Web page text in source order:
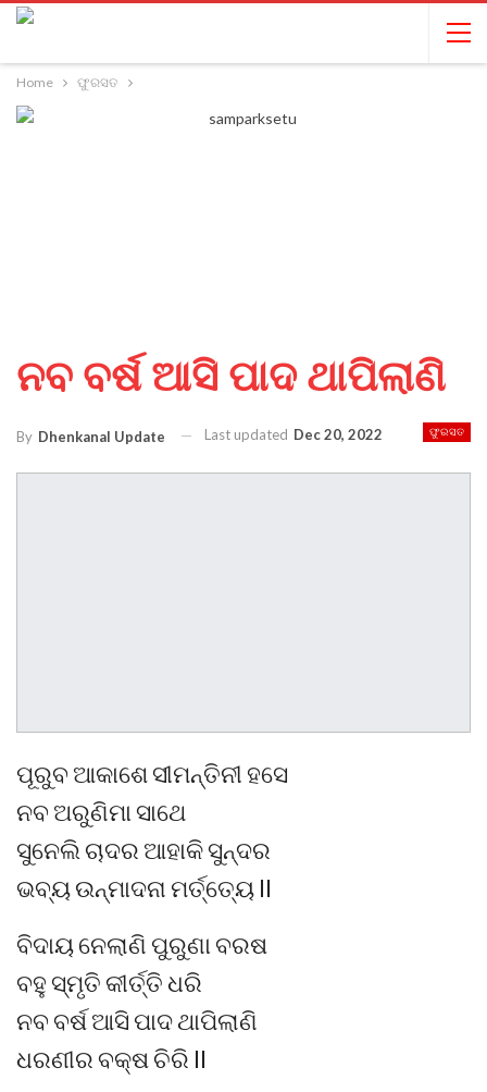
Home ଫୁରସତ
ନବ ବର୍ଷ ଆସି ପାଦ ଥାପିଲାଣି
ଫୁରସତ
By Dhenkanal Update Last updated Dec 20, 2022
ପୂରୁବ ଆକାଶେ ସୀମନ୍ତିନୀ ହସେ
ନବ ଅରୁଣିମା ସାଥେ
ସୁନେଲି ଚାଦର ଆହାକି ସୁନ୍ଦର
ଭବ୍ୟ ଉନ୍ମାଦନା ମର୍ତ୍ତ୍ୟେ ll
ବିଦାୟ ନେଲାଣି ପୁରୁଣା ବରଷ
ବହୁ ସ୍ମୃତି କୀର୍ତ୍ତି ଧରି
ନବ ବର୍ଷ ଆସି ପାଦ ଥାପିଲାଣି
ଧରଣୀର ବକ୍ଷ ଚିରି ll